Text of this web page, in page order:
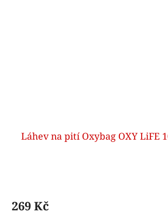
Láhev na pití Oxybag OXY LiFE
269 Kč